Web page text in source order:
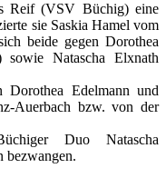
Reif (VSV Büchig) eine
sie Saskia Hamel vom
beide gegen Dorothea
sowie Natascha Elxnath
Edelmann und
Auerbach bzw. von der
Duo Natascha
bezwangen.